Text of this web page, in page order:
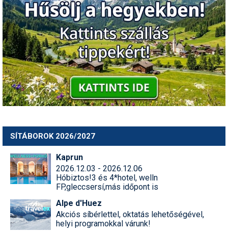
SÍTÁBOROK 2026/2027
Kaprun
2026.12.03 - 2026.12.06
Hóbiztos!3 és 4*hotel, welln
FP,gleccsersí,más időpont is
Alpe d'Huez
Akciós síbérlettel, oktatás lehetőségével,
helyi programokkal várunk!